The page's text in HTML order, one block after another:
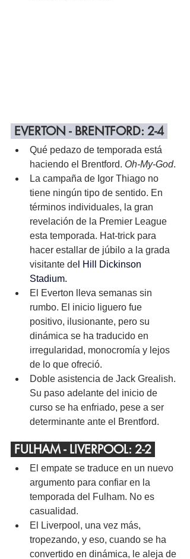
EVERTON - BRENTFORD: 2-4
Qué pedazo de temporada está
haciendo el Brentford. Oh-My-God.
La campaña de Igor Thiago no
tiene ningún tipo de sentido. En
términos individuales, la gran
revelación de la Premier League
esta temporada. Hat-trick para
hacer estallar de júbilo a la grada
visitante de Hill Dickinson
Stadium.
El Everton lleva semanas sin
rumbo. El inicio liguero fue
positivo, ilusionante, pero su
dinámica se ha traducido en
irregularidad, monocromía y lejos
de lo que ofreció.
Doble asistencia de Jack Grealish.
Su paso adelante del inicio de
curso se ha enfriado, pese a ser
determinante ante el Brentford.
FULHAM - LIVERPOOL: 2-2
El empate se traduce en un nuevo
argumento para confiar en la
temporada del Fulham. No es
casualidad.
El Liverpool, una vez más,
tropezando, y eso, cuando se ha
convertido en dinámica, le aleja de